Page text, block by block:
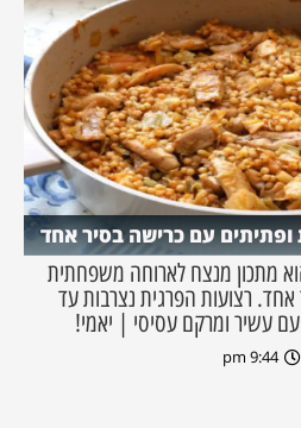
עם כרישה בסיר אחד
מתכון מנצח לארוחה משפחתית
רצועות הפרגית נצרבות עד
עשיר ומרקם עסיסי | יאמי!
9:44 pm